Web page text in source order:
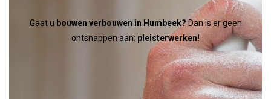
Gaat u bouwen verbouwen in Humbeek?Dan is er geen
ontsnappen aan: pleisterwerken!